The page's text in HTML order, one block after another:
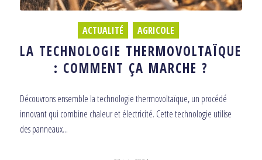
ACTUALITÉ AGRICOLE
LA TECHNOLOGIE THERMOVOLTAÏQUE
: COMMENT ÇA MARCHE ?
Découvrons ensemble la technologie thermovoltaïque, un procédé
innovant qui combine chaleur et électricité. Cette technologie utilise
des panneaux...